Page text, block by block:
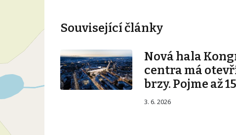
Související články
Nová hala
centra má
brzy. Pojme až
3. 6. 2026